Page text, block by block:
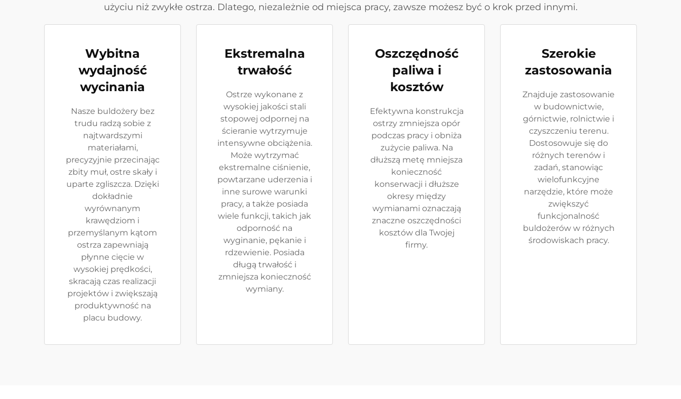
użyciu niż zwykłe ostrza. Dlatego, niezależnie od miejsca pracy, zawsze możesz być o krok przed innymi.
Wybitna
wydajność
wycinania
Nasze buldożery bez
trudu radzą sobie z
najtwardszymi
materiałami,
precyzyjnie przecinając
zbity muł, ostre skały i
uparte zgliszcza. Dzięki
dokładnie
wyrównanym
krawędziom i
przemyślanym kątom
ostrza zapewniają
płynne cięcie w
wysokiej prędkości,
skracają czas realizacji
projektów i zwiększają
produktywność na
placu budowy.
Ekstremalna
trwałość
Ostrze wykonane z
wysokiej jakości stali
stopowej odpornej na
ścieranie wytrzymuje
intensywne obciążenia.
Może wytrzymać
ekstremalne ciśnienie,
powtarzane uderzenia i
inne surowe warunki
pracy, a także posiada
wiele funkcji, takich jak
odporność na
wyginanie, pękanie i
rdzewienie. Posiada
długą trwałość i
zmniejsza konieczność
wymiany.
Oszczędność
paliwa i
kosztów
Efektywna konstrukcja
ostrzy zmniejsza opór
podczas pracy i obniża
zużycie paliwa. Na
dłuższą metę mniejsza
konieczność
konserwacji i dłuższe
okresy między
wymianami oznaczają
znaczne oszczędności
kosztów dla Twojej
firmy.
Szerokie
zastosowania
Znajduje zastosowanie
w budownictwie,
górnictwie, rolnictwie i
czyszczeniu terenu.
Dostosowuje się do
różnych terenów i
zadań, stanowiąc
wielofunkcyjne
narzędzie, które może
zwiększyć
funkcjonalność
buldożerów w różnych
środowiskach pracy.